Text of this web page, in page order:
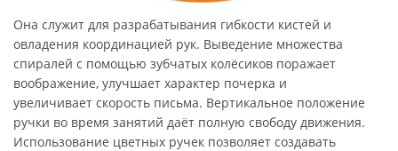
Она служит для разрабатывания гибкости кистей и
овладения координацией рук. Выведение множества
спиралей с помощью зубчатых колёсиков поражает
воображение, улучшает характер почерка и
увеличивает скорость письма. Вертикальное положение
ручки во время занятий даёт полную свободу движения.
Использование цветных ручек позволяет создавать